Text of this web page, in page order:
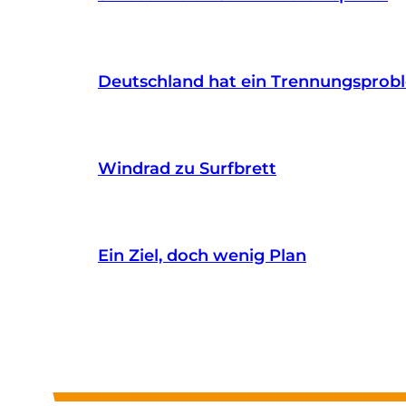
Deutschland hat ein
Windrad zu Surfbrett
Ein Ziel, doch wenig Plan